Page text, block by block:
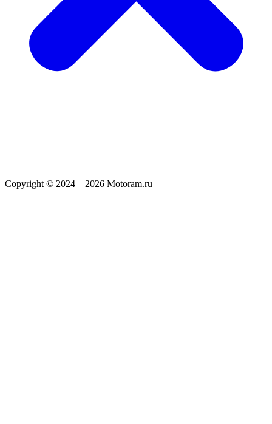
Copyright © 2024—2026 Motoram.ru